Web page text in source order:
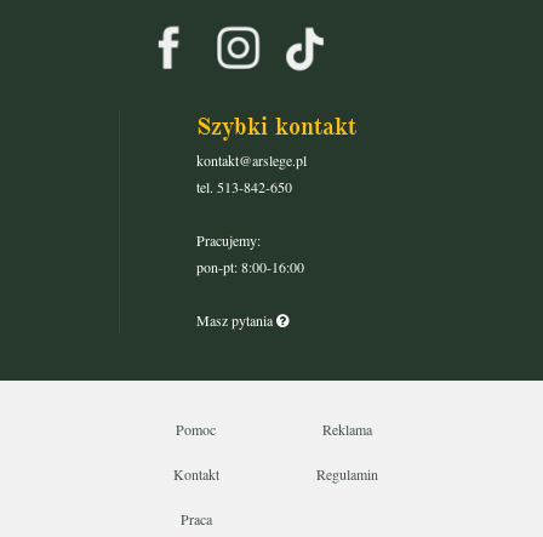
Szybki kontakt
kontakt@arslege.pl
tel. 513-842-650
Pracujemy:
pon-pt: 8:00-16:00
Masz pytania
Pomoc Reklama
Kontakt Regulamin
Praca